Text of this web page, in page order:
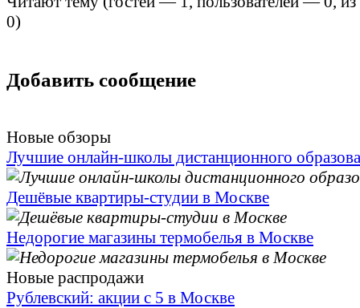
0)
Добавить сообщение
Новые обзоры
Лучшие онлайн-школы дистанционного
Дешёвые квартиры-студии в Москве
Недорогие магазины термобелья в Москве
Новые распродажи
Рублевский: акции с 5 в Москве